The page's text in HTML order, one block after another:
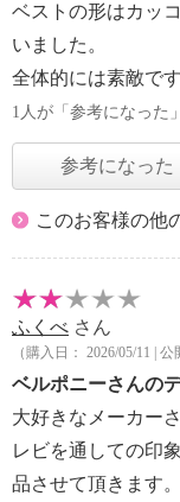
ベストの形はカッ
いました。
全体的には素敵です
1人が「参考になった
参考になった
このお客様の他
ふくべ さん
（購入日： 2026/05/11 | 公
ベルポニーさんの
大好きなメーカー
レビを通しての印
品させて頂きます。